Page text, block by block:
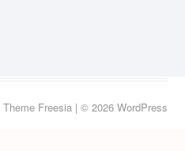
Theme Freesia | © 2026 WordPress